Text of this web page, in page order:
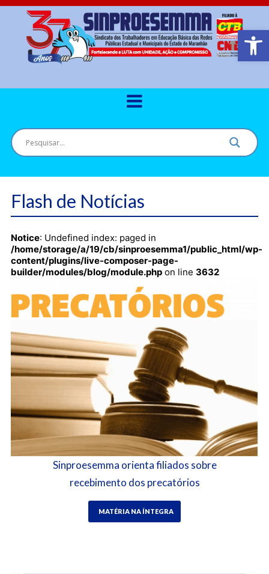
Barra de
Flash de Notícias
Notice: Undefined index: paged in
/home/storage/a/19/cb/sinproesemma1/public_html/wp-
content/plugins/live-composer-page-
builder/modules/blog/module.phpon line 3632
Sinproesemma orienta filiados sobre
recebimento dos precatórios
MATÉRIA NA ÍNTEGRA